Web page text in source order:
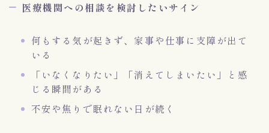
医療機関への相談を検討したいサイン
何もする気が起きず、家事や仕事に支障が出て
いる
「いなくなりたい」「消えてしまいたい」と感
じる瞬間がある
不安や焦りで眠れない日が続く